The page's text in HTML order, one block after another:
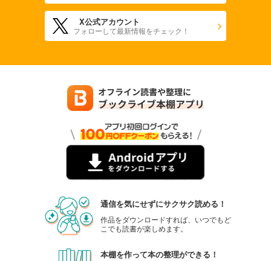
X公式アカウント
フォローして最新情報をチェック！
通信を気にせずにサクサク読める！
作品をダウンロードすれば、いつでもど
こでも読書が楽しめます。
本棚を作って本の整理ができる！